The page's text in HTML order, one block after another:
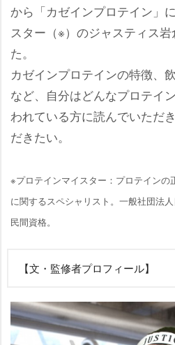
から「カゼインプロテイン」
スター（※）のジャスティス
た。
カゼインプロテインの特徴、
など、自分はどんなプロテイ
われている方に読んでいただ
だきたい。
※プロテインマイスター：プロテイン
に関するスペシャリスト。一般社団法
民間資格。
【文・監修者プロフィール】